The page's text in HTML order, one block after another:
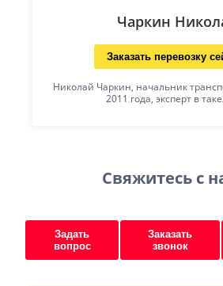
Чаркин
Заказать перевозку
Николай Чаркин, начальник
2011 года, эксперт в
Свяжитесь с
Задать
вопрос
Заказать
звонок